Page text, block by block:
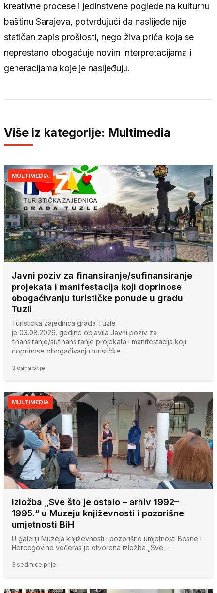
kreativne procese i jedinstvene poglede na kulturnu
baštinu Sarajeva, potvrđujući da naslijeđe nije
statičan zapis prošlosti, nego živa priča koja se
neprestano obogaćuje novim interpretacijama i
generacijama koje je nasljeđuju.
Više iz kategorije: Multimedia
MULTIMEDIA
Javni poziv za finansiranje/sufinansiranje
projekata i manifestacija koji doprinose
obogaćivanju turističke ponude u gradu
Tuzli
Turistička zajednica grada Tuzle
je 03.08.2026. godine objavila Javni poziv za
finansiranje/sufinansiranje projekata i manifestacija koji
doprinose obogaćivanju turističke…
3 dana prije
MULTIMEDIA
Izložba „Sve što je ostalo – arhiv 1992–
1995.“ u Muzeju književnosti i pozorišne
umjetnosti BiH
U galeriji Muzeja književnosti i pozorišne umjetnosti Bosne i
Hercegovine večeras je otvorena izložba „Sve…
3 sedmice prije